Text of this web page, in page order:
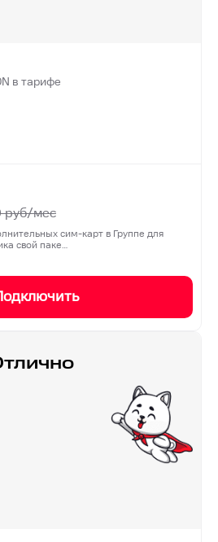
в тарифе
руб/мес
сим-карт в Группе для
свой паке…